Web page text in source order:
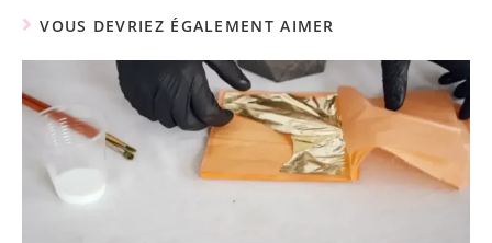
VOUS DEVRIEZ ÉGALEMENT AIMER